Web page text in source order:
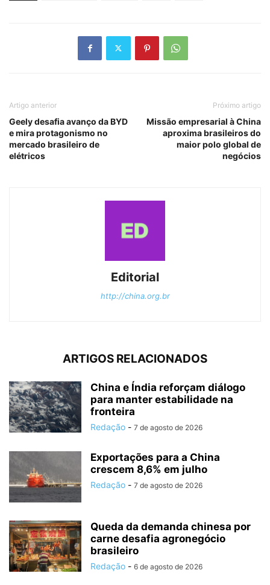
Artigo anterior
Geely desafia avanço da BYD
e mira protagonismo no
mercado brasileiro de
elétricos
Próximo artigo
Missão empresarial à China
aproxima brasileiros do
maior polo global de
negócios
Editorial
http://china.org.br
ARTIGOS RELACIONADOS
China e Índia reforçam diálogo
para manter estabilidade na
fronteira
Redação - 7 de agosto de 2026
Exportações para a China
crescem 8,6% em julho
Redação - 7 de agosto de 2026
Queda da demanda chinesa por
carne desafia agronegócio
brasileiro
Redação - 6 de agosto de 2026